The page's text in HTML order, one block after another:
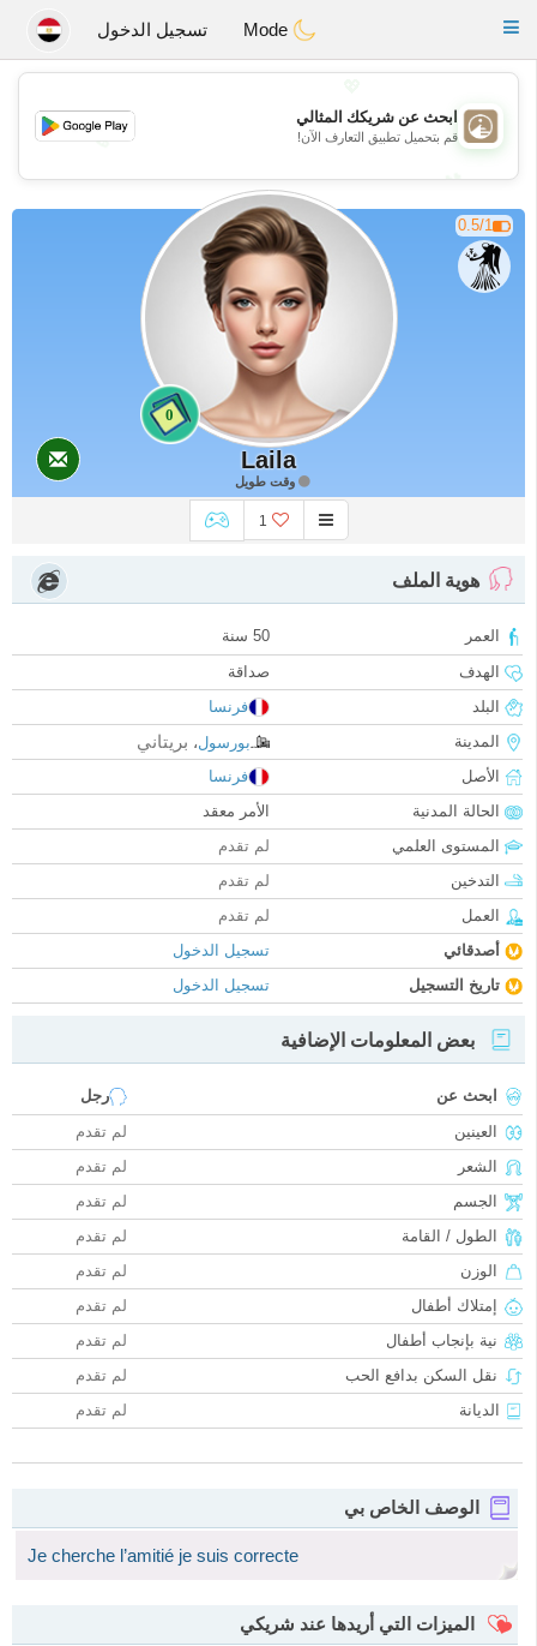
Bahebik
Toggle
تسجيل الدخول
💖
💕
💕
ابحث عن شريكك المثالي
قم بتحميل تطبيق التعارف الآن!
0.5/1
0
Laila
وقت طويل
1
هوية الملف
العمر
50 سنة
الهدف
صداقة
البلد
فرنسا
المدينة
بورسول، بريتاني
الأصل
فرنسا
الحالة المدنية
الأمر معقد
المستوى العلمي
لم تقدم
التدخين
لم تقدم
العمل
لم تقدم
أصدقائي
تسجيل الدخول
تاريخ التسجيل
تسجيل الدخول
بعض المعلومات الإضافية
ابحث عن
رجل
العينين
لم تقدم
الشعر
لم تقدم
الجسم
لم تقدم
الطول / القامة
لم تقدم
الوزن
لم تقدم
إمتلاك أطفال
لم تقدم
نية بإنجاب أطفال
لم تقدم
نقل السكن بدافع الحب
لم تقدم
الديانة
لم تقدم
الوصف الخاص بي
Je cherche l’amitié je suis correcte
الميزات التي أريدها عند شريكي